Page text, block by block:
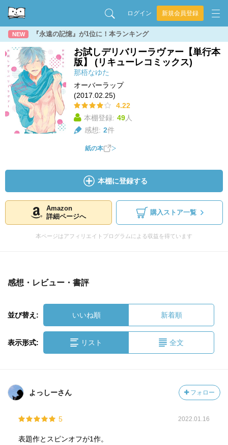
ログイン 新規会員登録
NEW 『永遠の記憶』が1位に！本ランキング
お試しデリバリーラヴァー【単行本
版】 (リキューレコミックス)
那梧なゆた
オーバーラップ
(2017.02.25)
4.22
本棚登録: 49人
感想: 2件
紙の本
本棚に登録する
Amazon
詳細ページへ
購入ストア一覧
本ページはアフィリエイトプログラムによる収益を得ています
感想・レビュー・書評
並び替え: いいね順 新着順
表示形式: リスト 全文
よっしーさん フォロー
5 2022.01.16
表題作とスピンオフが1作。